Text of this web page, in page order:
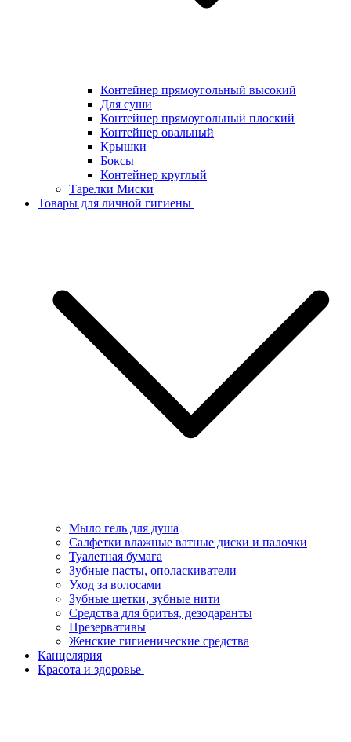
Контейнер прямоугольный высокий
Для суши
Контейнер прямоугольный плоский
Контейнер овальный
Крышки
Боксы
Контейнер круглый
Тарелки Миски
Товары для личной гигиены
Мыло гель для душа
Салфетки влажные ватные диски и палочки
Туалетная бумага
Зубные пасты, ополаскиватели
Уход за волосами
Зубные щетки, зубные нити
Средства для бритья, дезодаранты
Презервативы
Женские гигиенические средства
Канцелярия
Красота и здоровье